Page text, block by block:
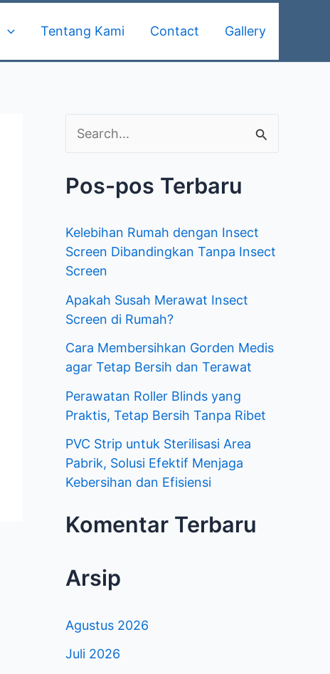
Tentang Kami Contact Gallery
u
n
u
k
:
Pos-pos Terbaru
Kelebihan Rumah dengan Insect
Screen Dibandingkan Tanpa Insect
Screen
Apakah Susah Merawat Insect
Screen di Rumah?
Cara Membersihkan Gorden Medis
agar Tetap Bersih dan Terawat
Perawatan Roller Blinds yang
Praktis, Tetap Bersih Tanpa Ribet
PVC Strip untuk Sterilisasi Area
Pabrik, Solusi Efektif Menjaga
Kebersihan dan Efisiensi
Komentar Terbaru
Arsip
Agustus 2026
Juli 2026